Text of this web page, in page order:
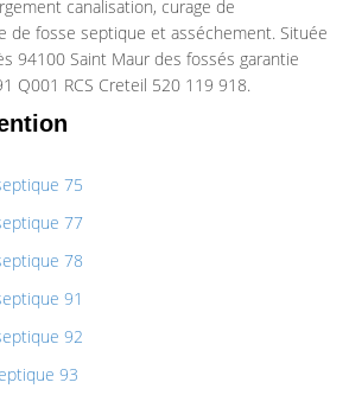
canalisation, curage de
de fosse septique et asséchement. Située
94100 Saint Maur des fossés garantie
Q001 RCS Creteil 520 119 918.
75
77
78
91
92
93